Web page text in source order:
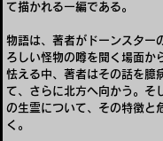
て描かれる一編である。
物語は、著者がドーンスター
ろしい怪物の噂を聞く場面か
怯える中、著者はその話を臆
て、さらに北方へ向かう。そ
の生霊について、その特徴と
く。